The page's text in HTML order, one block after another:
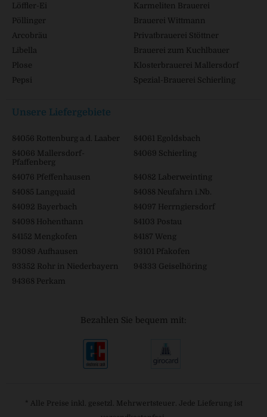
Löffler-Ei
Karmeliten Brauerei
Pöllinger
Brauerei Wittmann
Arcobräu
Privatbrauerei Stöttner
Libella
Brauerei zum Kuchlbauer
Plose
Klosterbrauerei Mallersdorf
Pepsi
Spezial-Brauerei Schierling
Unsere Liefergebiete
84056 Rottenburg a.d. Laaber
84061 Egoldsbach
84066 Mallersdorf-
Pfaffenberg
84069 Schierling
84076 Pfeffenhausen
84082 Laberweinting
84085 Langquaid
84088 Neufahrn i.Nb.
84092 Bayerbach
84097 Herrngiersdorf
84098 Hohenthann
84103 Postau
84152 Mengkofen
84187 Weng
93089 Aufhausen
93101 Pfakofen
93352 Rohr in Niederbayern
94333 Geiselhöring
94368 Perkam
Bezahlen Sie bequem mit:
* Alle Preise inkl. gesetzl. Mehrwertsteuer. Jede Lieferung ist